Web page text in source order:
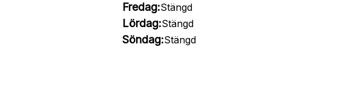
Fredag:Stängd
Lördag:Stängd
Söndag:Stängd